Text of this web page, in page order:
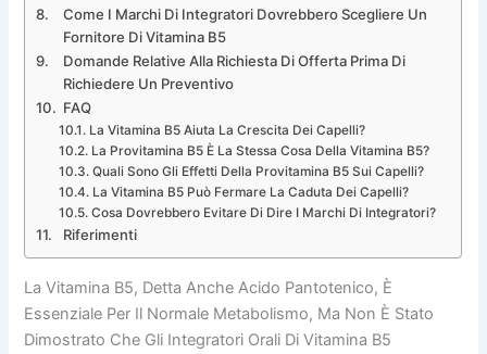
Come I Marchi Di Integratori Dovrebbero Scegliere Un
Fornitore Di Vitamina B5
Domande Relative Alla Richiesta Di Offerta Prima Di
Richiedere Un Preventivo
FAQ
La Vitamina B5 Aiuta La Crescita Dei Capelli?
La Provitamina B5 È La Stessa Cosa Della Vitamina B5?
Quali Sono Gli Effetti Della Provitamina B5 Sui Capelli?
La Vitamina B5 Può Fermare La Caduta Dei Capelli?
Cosa Dovrebbero Evitare Di Dire I Marchi Di Integratori?
Riferimenti
La Vitamina B5, Detta Anche Acido Pantotenico, È
Essenziale Per Il Normale Metabolismo, Ma Non È Stato
Dimostrato Che Gli Integratori Orali Di Vitamina B5